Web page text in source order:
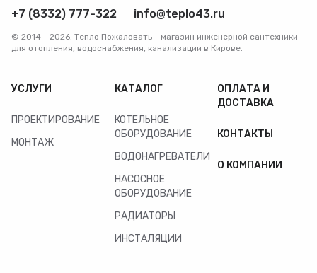
+7 (8332) 777-322 info@teplo43.ru
© 2014 - 2026. Тепло Пожаловать - магазин инженерной сантехники
для отопления, водоснабжения, канализации в Кирове.
УСЛУГИ
ПРОЕКТИРОВАНИЕ
МОНТАЖ
КАТАЛОГ
КОТЕЛЬНОЕ
ОБОРУДОВАНИЕ
ВОДОНАГРЕВАТЕЛИ
НАСОСНОЕ
ОБОРУДОВАНИЕ
РАДИАТОРЫ
ИНСТАЛЯЦИИ
ОПЛАТА И
ДОСТАВКА
КОНТАКТЫ
О КОМПАНИИ